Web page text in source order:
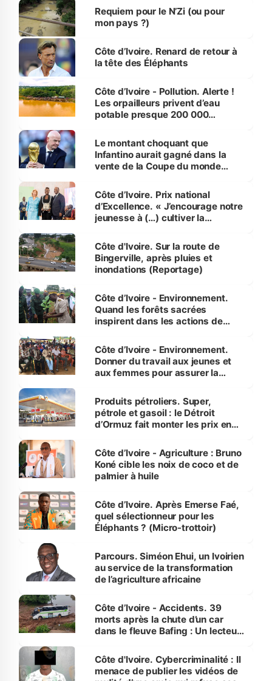
Requiem pour le N’Zi (ou pour
mon pays ?)
Côte d’Ivoire. Renard de retour à
la tête des Éléphants
Côte d’Ivoire - Pollution. Alerte !
Les orpailleurs privent d’eau
potable presque 200 000
Le montant choquant que
Infantino aurait gagné dans la
vente de la Coupe du monde
Côte d’Ivoire. Prix national
d’Excellence. « J’encourage notre
jeunesse à (…) cultiver la
(Alassane Ouattara
Côte d'Ivoire. Sur la route de
Bingerville, après pluies et
inondations (Reportage)
Côte d’Ivoire - Environnement.
Quand les forêts sacrées
inspirent dans les actions de
Côte d’Ivoire - Environnement.
Donner du travail aux jeunes et
aux femmes pour assurer la
menacées
Produits pétroliers. Super,
pétrole et gasoil : le Détroit
d’Ormuz fait monter les prix en
Côte d’Ivoire - Agriculture : Bruno
Koné cible les noix de coco et de
palmier à huile
Côte d’Ivoire. Après Emerse Faé,
quel sélectionneur pour les
Éléphants ? (Micro-trottoir)
Parcours. Siméon Ehui, un Ivoirien
au service de la transformation
de l’agriculture africaine
Côte d’Ivoire - Accidents. 39
morts après la chute d’un car
dans le fleuve Bafing : Un lecteur
des Transports
Côte d'Ivoire. Cybercriminalité : Il
menace de publier les vidéos de